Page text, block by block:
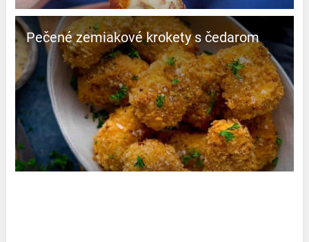
Pečené zemiakové krokety s čedarom